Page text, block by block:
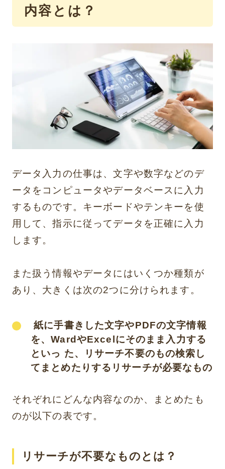
内容とは？
データ入力の仕事は、文字や数字などのデ
ータをコンピュータやデータベースに入力
するものです。キーボードやテンキーを使
用して、指示に従ってデータを正確に入力
します。
また扱う情報やデータにはいくつか種類が
あり、大きくは次の2つに分けられます。
紙に手書きした文字やPDFの文字情報
を、WardやExcelにそのまま入力する
といっ た、リサーチ不要のもの検索し
てまとめたりするリサーチが必要なもの
それぞれにどんな内容なのか、まとめたも
のが以下の表です。
リサーチが不要なものとは？